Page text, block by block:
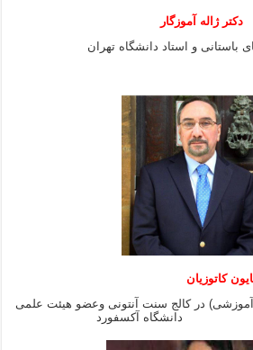
دکتر ژاله آموزگار
باستانی و استاد دانشگاه تهران
کاتوزیان
آموزشی) در کالج سنت آنتونی وعضو هیئت علمی
دانشگاه آکسفورد